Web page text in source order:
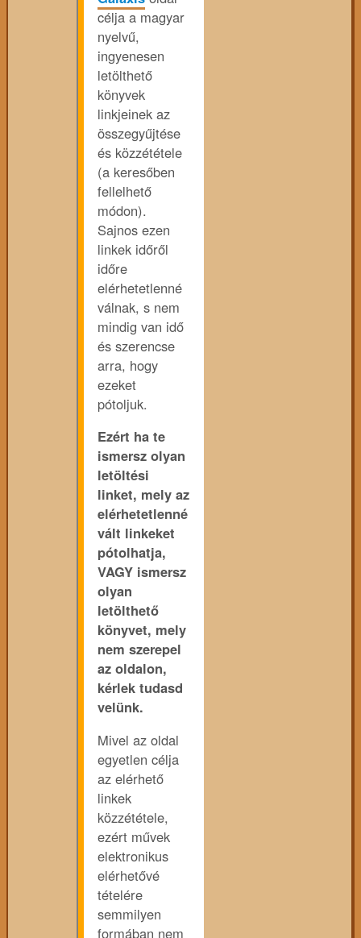
célja a magyar
nyelvű,
ingyenesen
letölthető
könyvek
linkjeinek az
összegyűjtése
és közzététele
(a keresőben
fellelhető
módon).
Sajnos ezen
linkek időről
időre
elérhetetlenné
válnak, s nem
mindig van idő
és szerencse
arra, hogy
ezeket
pótoljuk.
Ezért ha te
ismersz olyan
letöltési
linket, mely az
elérhetetlenné
vált linkeket
pótolhatja,
VAGY ismersz
olyan
letölthető
könyvet, mely
nem szerepel
az oldalon,
kérlek tudasd
velünk.
Mivel az oldal
egyetlen célja
az elérhető
linkek
közzététele,
ezért művek
elektronikus
elérhetővé
tételére
semmilyen
formában nem